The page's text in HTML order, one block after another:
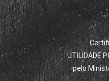
UTILIDADE
pelo